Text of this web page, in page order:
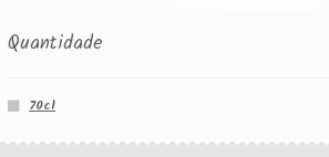
Quantidade
70cl